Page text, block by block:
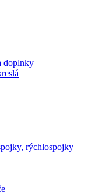
doplnky
rýchlospojky